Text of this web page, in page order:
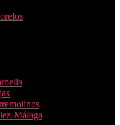
Málaga